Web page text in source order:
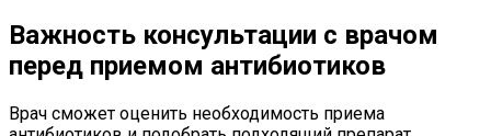
Важность консультации с врачом
перед приемом антибиотиков
Врач сможет оценить необходимость приема